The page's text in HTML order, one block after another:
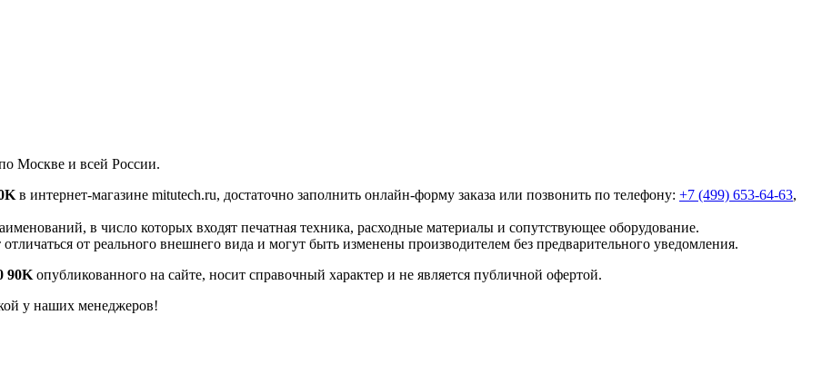
Москве и всей России.
в интернет-магазине mitutech.ru, достаточно заполнить онлайн-форму заказа или позвонить по телефону: +7 (499) 653-64-63,
в число которых входят печатная техника, расходные материалы и сопутствующее оборудование.
от реального внешнего вида и могут быть изменены производителем без предварительного уведомления.
90K опубликованного на сайте, носит справочный характер и не является публичной офертой.
у наших менеджеров!